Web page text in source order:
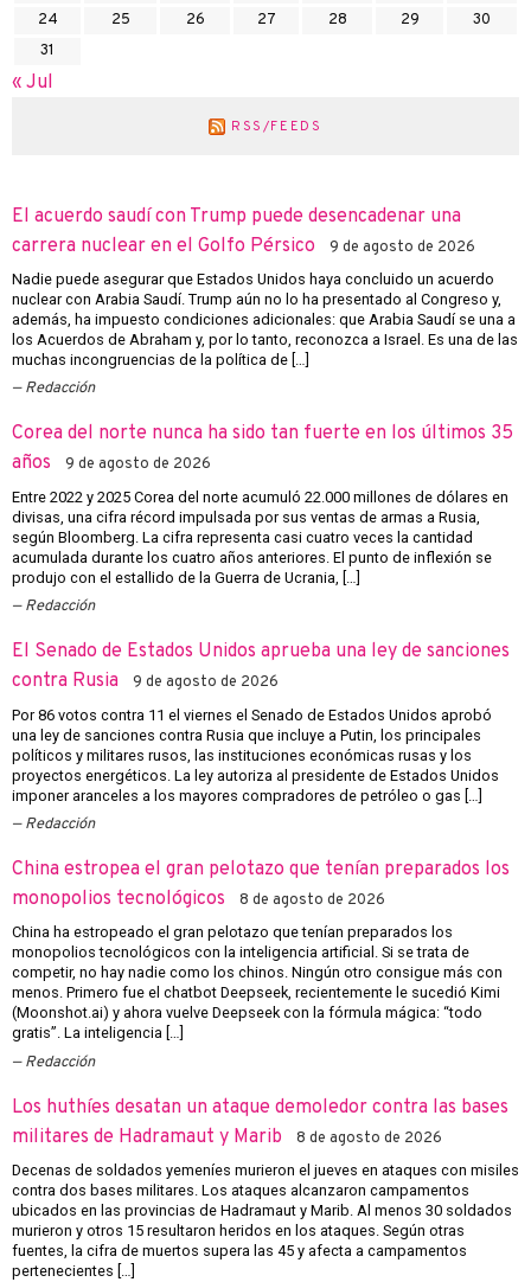
24
25 26 27 28 29
30
31
« Jul
RSS/FEEDS
El acuerdo saudí con Trump puede desencadenar una
carrera nuclear en el Golfo Pérsico
9 de agosto de 2026
Nadie puede asegurar que Estados Unidos haya concluido un acuerdo
nuclear con Arabia Saudí. Trump aún no lo ha presentado al Congreso y,
además, ha impuesto condiciones adicionales: que Arabia Saudí se una a
los Acuerdos de Abraham y, por lo tanto, reconozca a Israel. Es una de las
muchas incongruencias de la política de […]
Redacción
Corea del norte nunca ha sido tan fuerte en los últimos 35
años
9 de agosto de 2026
Entre 2022 y 2025 Corea del norte acumuló 22.000 millones de dólares en
divisas, una cifra récord impulsada por sus ventas de armas a Rusia,
según Bloomberg. La cifra representa casi cuatro veces la cantidad
acumulada durante los cuatro años anteriores. El punto de inflexión se
produjo con el estallido de la Guerra de Ucrania, […]
Redacción
El Senado de Estados Unidos aprueba una ley de sanciones
contra Rusia
9 de agosto de 2026
Por 86 votos contra 11 el viernes el Senado de Estados Unidos aprobó
una ley de sanciones contra Rusia que incluye a Putin, los principales
políticos y militares rusos, las instituciones económicas rusas y los
proyectos energéticos. La ley autoriza al presidente de Estados Unidos
imponer aranceles a los mayores compradores de petróleo o gas […]
Redacción
China estropea el gran pelotazo que tenían preparados los
monopolios tecnológicos
8 de agosto de 2026
China ha estropeado el gran pelotazo que tenían preparados los
monopolios tecnológicos con la inteligencia artificial. Si se trata de
competir, no hay nadie como los chinos. Ningún otro consigue más con
menos. Primero fue el chatbot Deepseek, recientemente le sucedió Kimi
(Moonshot.ai) y ahora vuelve Deepseek con la fórmula mágica: “todo
gratis”. La inteligencia […]
Redacción
Los huthíes desatan un ataque demoledor contra las bases
militares de Hadramaut y Marib
8 de agosto de 2026
Decenas de soldados yemeníes murieron el jueves en ataques con misiles
contra dos bases militares. Los ataques alcanzaron campamentos
ubicados en las provincias de Hadramaut y Marib. Al menos 30 soldados
murieron y otros 15 resultaron heridos en los ataques. Según otras
fuentes, la cifra de muertos supera las 45 y afecta a campamentos
pertenecientes […]